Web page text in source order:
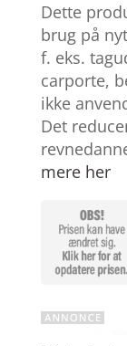
ud af 5
baseret
på
kundebedø
mmelser
Dette
brug på
f. eks.
carporte,
ikke
Det
mere her